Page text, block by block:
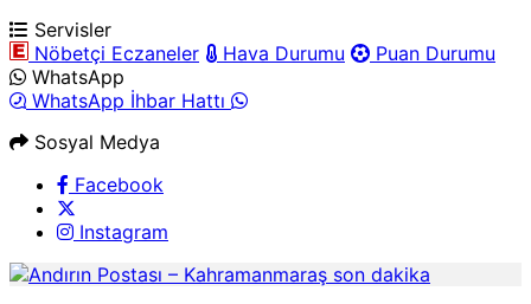
Servisler
Nöbetçi Eczaneler
Hava Durumu
Puan Durumu
WhatsApp
WhatsApp İhbar Hattı
Sosyal Medya
Facebook
Instagram